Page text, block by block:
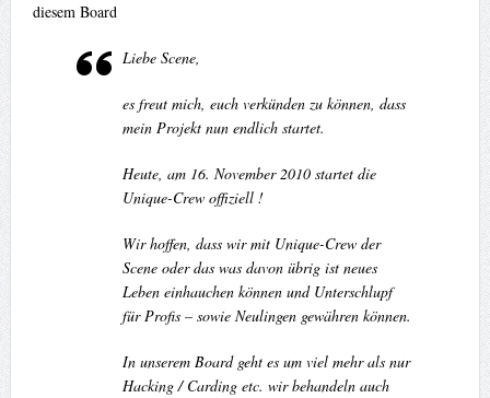
diesem Board
Liebe Scene,
es freut mich, euch verkünden zu können, dass
mein Projekt nun endlich startet.
Heute, am 16. November 2010 startet die
Unique-Crew offiziell !
Wir hoffen, dass wir mit Unique-Crew der
Scene oder das was davon übrig ist neues
Leben einhauchen können und Unterschlupf
für Profis – sowie Neulingen gewähren können.
In unserem Board geht es um viel mehr als nur
Hacking / Carding etc. wir behandeln auch